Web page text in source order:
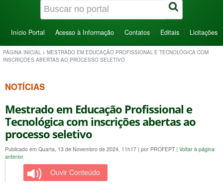
Início Portal Acesso à Informação Contatos Editais Licitações
PÁGINA INICIAL > MESTRADO EM EDUCAÇÃO PROFISSIONAL E TECNOLÓGICA COM
INSCRIÇÕES ABERTAS AO PROCESSO SELETIVO
NOTÍCIAS
Mestrado em Educação Profissional e
Tecnológica com inscrições abertas ao
processo seletivo
Publicado em Quarta, 13 de Novembro de 2024, 11h17 | por PROFEPT | Voltar à página
anterior
Ouvir Conteúdo